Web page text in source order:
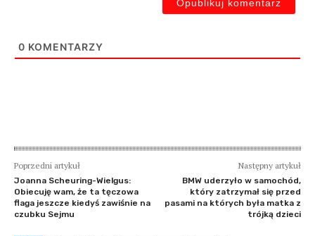
0 KOMENTARZY
Poprzedni artykuł
Joanna Scheuring-Wielgus:
Obiecuję wam, że ta tęczowa
flaga jeszcze kiedyś zawiśnie na
czubku Sejmu
Następny artykuł
BMW uderzyło w samochód,
który zatrzymał się przed
pasami na których była matka z
trójką dzieci